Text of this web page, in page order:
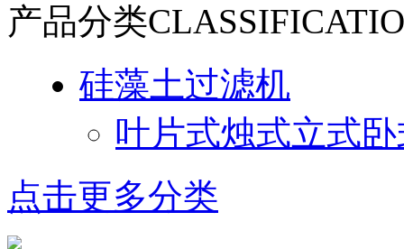
产品分类
硅藻土过滤机
叶片式烛式立式
点击更多分类